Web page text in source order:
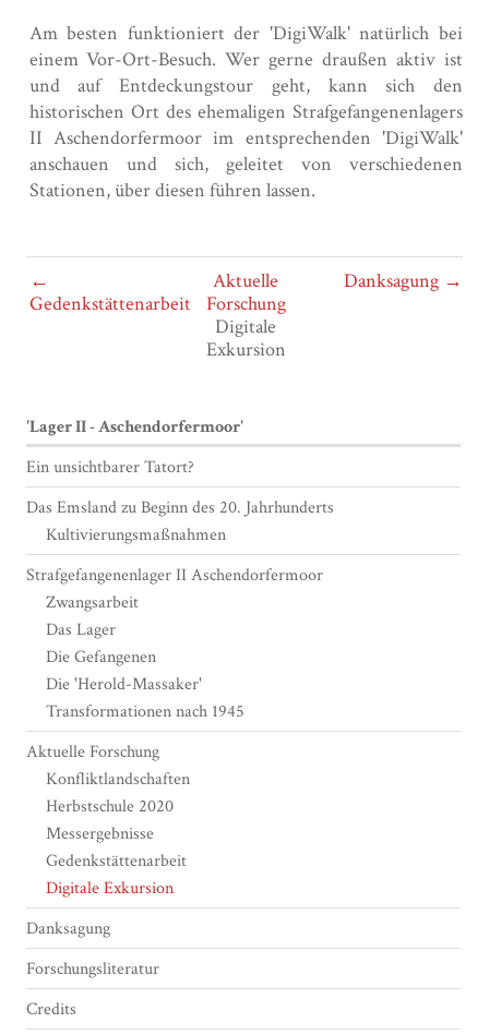
Am besten funktioniert der 'DigiWalk' natürlich bei
einem Vor-Ort-Besuch. Wer gerne draußen aktiv ist
und auf Entdeckungstour geht, kann sich den
historischen Ort des ehemaligen Strafgefangenenlagers
II Aschendorfermoor im entsprechenden 'DigiWalk'
anschauen und sich, geleitet von verschiedenen
Stationen, über diesen führen lassen.
←
Gedenkstättenarbeit
Danksagung →
Aktuelle
Forschung
Digitale
Exkursion
'Lager II - Aschendorfermoor'
Ein unsichtbarer Tatort?
Das Emsland zu Beginn des 20. Jahrhunderts
Kultivierungsmaßnahmen
Strafgefangenenlager II Aschendorfermoor
Zwangsarbeit
Das Lager
Die Gefangenen
Die 'Herold-Massaker'
Transformationen nach 1945
Aktuelle Forschung
Konfliktlandschaften
Herbstschule 2020
Messergebnisse
Gedenkstättenarbeit
Digitale Exkursion
Danksagung
Forschungsliteratur
Credits